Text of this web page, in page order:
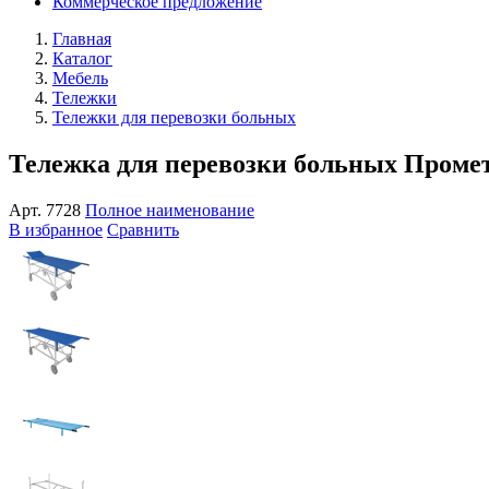
Главная
Каталог
Мебель
Тележки
Тележки для перевозки больных
Тележка для перевозки больных
Арт. 7728 Полное наименование
В избранное Сравнить